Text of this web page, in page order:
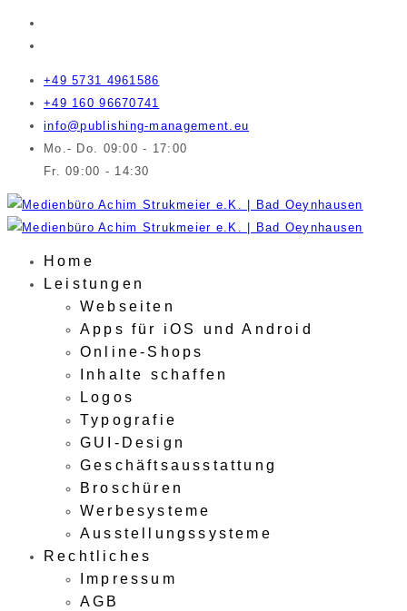
+49 5731 4961586
+49 160 96670741
info@publishing-management.eu
Mo.- Do. 09:00 - 17:00
Fr. 09:00 - 14:30
Home
Leistungen
Webseiten
Apps für iOS und Android
Online-Shops
Inhalte schaffen
Logos
Typografie
GUI-Design
Geschäftsausstattung
Broschüren
Werbesysteme
Ausstellungssysteme
Rechtliches
Impressum
AGB